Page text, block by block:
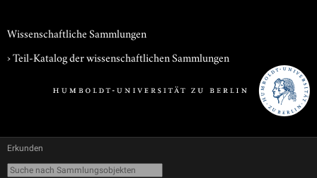
Wissenschaftliche Sammlungen
› Teil-Katalog der wissenschaftlichen Sammlungen
Erkunden